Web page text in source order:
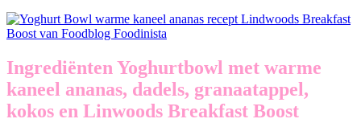
Ingrediënten Yoghurtbowl met warme
kaneel ananas, dadels, granaatappel,
kokos en Linwoods Breakfast Boost